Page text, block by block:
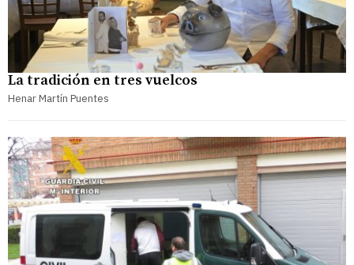
La tradición en tres vuelcos
Henar Martín Puentes